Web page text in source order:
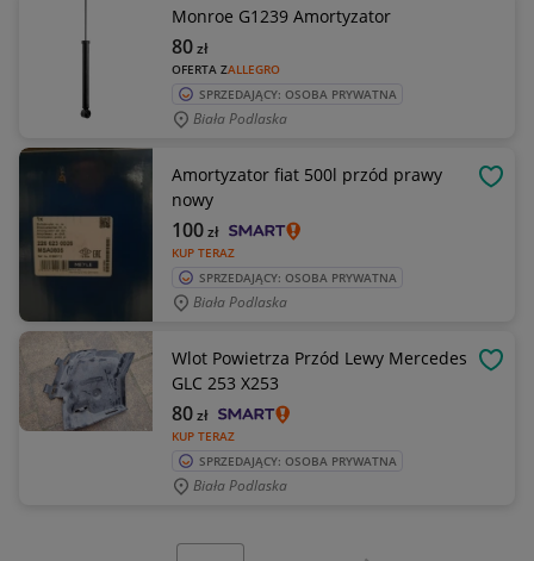
Monroe G1239 Amortyzator
OFERTA ZALLEGRO
80zł
SPRZEDAJĄCY: OSOBA PRYWATNA
Biała Podlaska
Amortyzator fiat 500l przód prawy
nowy
KUP TERAZ
100zł
SPRZEDAJĄCY: OSOBA PRYWATNA
Biała Podlaska
Wlot Powietrza Przód Lewy Mercedes
GLC 253 X253
KUP TERAZ
80zł
SPRZEDAJĄCY: OSOBA PRYWATNA
Biała Podlaska